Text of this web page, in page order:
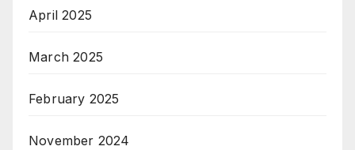
April 2025
March 2025
February 2025
November 2024